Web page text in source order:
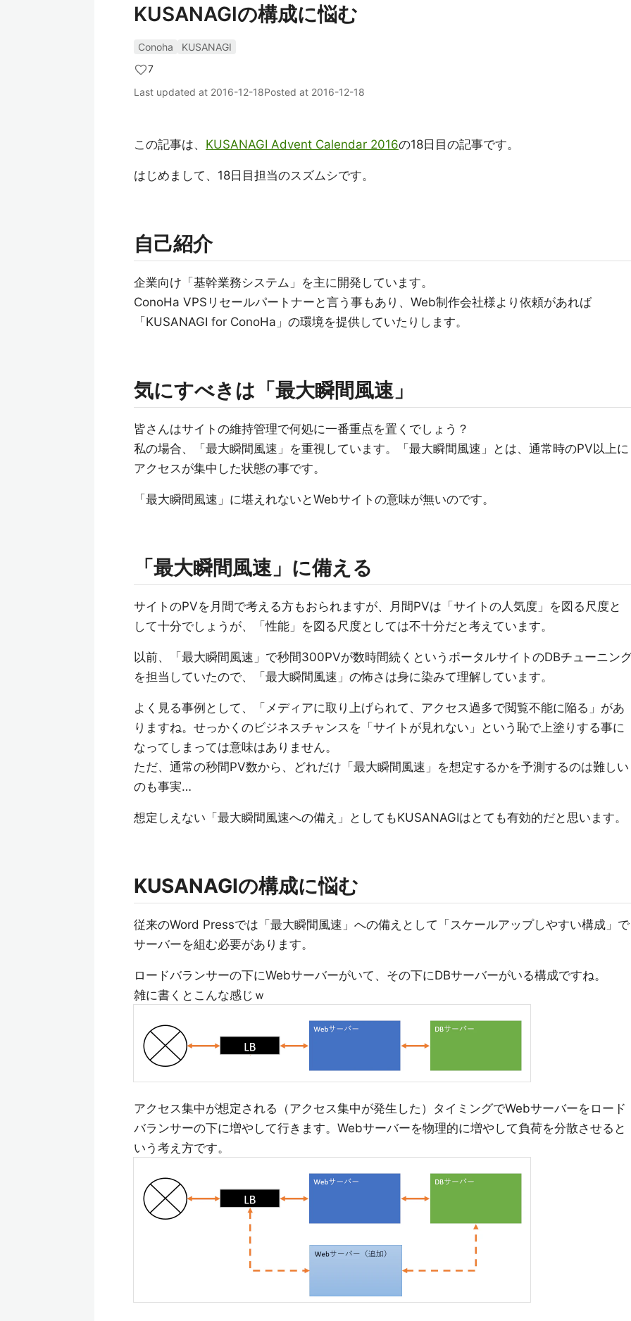
KUSANAGIの構成に悩む
Conoha
KUSANAGI
7
Last updated at 2016-12-18Posted at 2016-12-18
この記事は、 KUSANAGI Advent Calendar 2016の18日目の記事です。
はじめまして、18日目担当のスズムシです。
自己紹介
企業向け「基幹業務システム」を主に開発しています。
ConoHa VPSリセールパートナーと言う事もあり、Web制作会社様より依頼があれば
「KUSANAGI for ConoHa」の環境を提供していたりします。
気にすべきは「最大瞬間風速」
皆さんはサイトの維持管理で何処に一番重点を置くでしょう？
私の場合、「最大瞬間風速」を重視しています。「最大瞬間風速」とは、通常時のPV以上に
アクセスが集中した状態の事です。
「最大瞬間風速」に堪えれないとWebサイトの意味が無いのです。
「最大瞬間風速」に備える
サイトのPVを月間で考える方もおられますが、月間PVは「サイトの人気度」を図る尺度と
して十分でしょうが、「性能」を図る尺度としては不十分だと考えています。
以前、「最大瞬間風速」で秒間300PVが数時間続くというポータルサイトのDBチューニン
を担当していたので、「最大瞬間風速」の怖さは身に染みて理解しています。
よく見る事例として、「メディアに取り上げられて、アクセス過多で閲覧不能に陥る」があ
りますね。せっかくのビジネスチャンスを「サイトが見れない」という恥で上塗りする事に
なってしまっては意味はありません。
ただ、通常の秒間PV数から、どれだけ「最大瞬間風速」を想定するかを予測するのは難しい
のも事実…
想定しえない「最大瞬間風速への備え」としてもKUSANAGIはとても有効的だと思います。
KUSANAGIの構成に悩む
従来のWord Pressでは「最大瞬間風速」への備えとして「スケールアップしやすい構成」で
サーバーを組む必要があります。
ロードバランサーの下にWebサーバーがいて、その下にDBサーバーがいる構成ですね。
雑に書くとこんな感じｗ
アクセス集中が想定される（アクセス集中が発生した）タイミングでWebサーバーをロード
バランサーの下に増やして行きます。Webサーバーを物理的に増やして負荷を分散させると
いう考え方です。